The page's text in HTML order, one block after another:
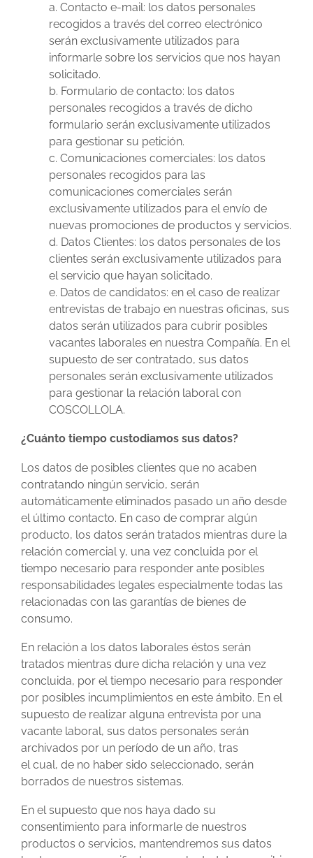
a. Contacto e-mail: los datos personales
recogidos a través del correo electrónico
serán exclusivamente utilizados para
informarle sobre los servicios que nos hayan
solicitado.
b. Formulario de contacto: los datos
personales recogidos a través de dicho
formulario serán exclusivamente utilizados
para gestionar su petición.
c. Comunicaciones comerciales: los datos
personales recogidos para las
comunicaciones comerciales serán
exclusivamente utilizados para el envío de
nuevas promociones de productos y servicios.
d. Datos Clientes: los datos personales de los
clientes serán exclusivamente utilizados para
el servicio que hayan solicitado.
e. Datos de candidatos: en el caso de realizar
entrevistas de trabajo en nuestras oficinas, sus
datos serán utilizados para cubrir posibles
vacantes laborales en nuestra Compañía. En el
supuesto de ser contratado, sus datos
personales serán exclusivamente utilizados
para gestionar la relación laboral con
COSCOLLOLA.
¿Cuánto tiempo custodiamos sus datos?
Los datos de posibles clientes que no acaben
contratando ningún servicio, serán
automáticamente eliminados pasado un año desde
el último contacto. En caso de comprar algún
producto, los datos serán tratados mientras dure la
relación comercial y, una vez concluida por el
tiempo necesario para responder ante posibles
responsabilidades legales especialmente todas las
relacionadas con las garantías de bienes de
consumo.
En relación a los datos laborales éstos serán
tratados mientras dure dicha relación y una vez
concluida, por el tiempo necesario para responder
por posibles incumplimientos en este ámbito. En el
supuesto de realizar alguna entrevista por una
vacante laboral, sus datos personales serán
archivados por un período de un año, tras
el cual, de no haber sido seleccionado, serán
borrados de nuestros sistemas.
En el supuesto que nos haya dado su
consentimiento para informarle de nuestros
productos o servicios, mantendremos sus datos